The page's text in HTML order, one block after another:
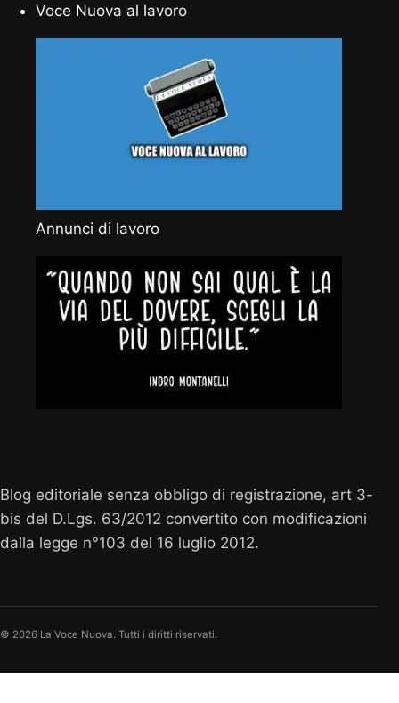
Voce Nuova al lavoro
Annunci di lavoro
Blog editoriale senza obbligo di registrazione, art 3-
bis del D.Lgs. 63/2012 convertito con modificazioni
dalla legge n°103 del 16 luglio 2012.
© 2026 La Voce Nuova. Tutti i diritti riservati.